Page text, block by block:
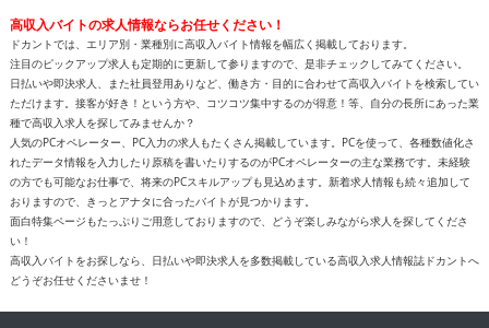
高収入バイトの求人情報ならお任せください！
ドカントでは、エリア別・業種別に高収入バイト情報を幅広く掲載しております。
注目のピックアップ求人も定期的に更新して参りますので、是非チェックしてみてください。
日払いや即決求人、また社員登用ありなど、働き方・目的に合わせて高収入バイトを検索してい
ただけます。接客が好き！という方や、コツコツ集中するのが得意！等、自分の長所にあった業
種で高収入求人を探してみませんか？
人気のPCオペレーター、PC入力の求人もたくさん掲載しています。PCを使って、各種数値化さ
れたデータ情報を入力したり原稿を書いたりするのがPCオペレーターの主な業務です。未経験
の方でも可能なお仕事で、将来のPCスキルアップも見込めます。新着求人情報も続々追加して
おりますので、きっとアナタに合ったバイトが見つかります。
面白特集ページもたっぷりご用意しておりますので、どうぞ楽しみながら求人を探してくださ
い！
高収入バイトをお探しなら、日払いや即決求人を多数掲載している高収入求人情報誌ドカントへ
どうぞお任せくださいませ！